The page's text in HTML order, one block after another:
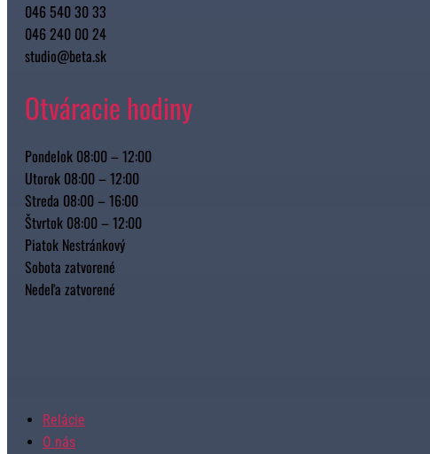
046 540 30 33
046 240 00 24
studio@beta.sk
Otváracie hodiny
Pondelok 08:00 – 12:00
Utorok 08:00 – 12:00
Streda 08:00 – 16:00
Štvrtok 08:00 – 12:00
Piatok Nestránkový
Sobota zatvorené
Nedeľa zatvorené
Relácie
O nás